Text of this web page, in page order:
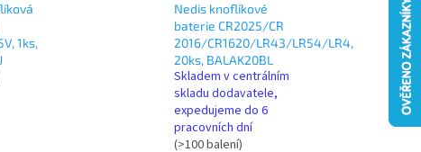
1ks,
Nedis knoflíkové
baterie CR2025/CR
2016/CR1620/LR43/LR54/LR4,
20ks, BALAK20BL
Skladem v centrálním
skladu dodavatele,
expedujeme do 6
pracovních dní
(>100 balení)